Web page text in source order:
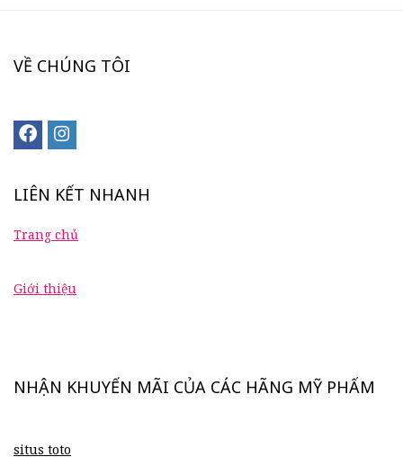
VỀ CHÚNG TÔI
LIÊN KẾT NHANH
Trang chủ
Giới thiệu
NHẬN KHUYẾN MÃI CỦA CÁC HÃNG MỸ PHẨM
situs toto